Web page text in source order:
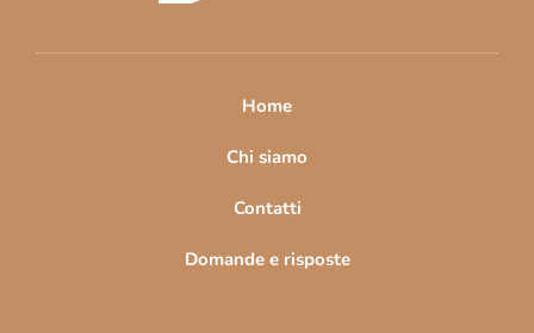
Home
Chi siamo
Contatti
Domande e risposte